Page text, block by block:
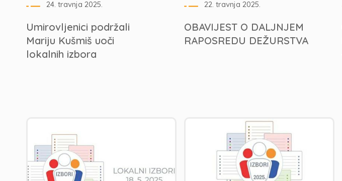
24. travnja 2025.
Umirovljenici podržali
Mariju Kušmiš uoči
lokalnih izbora
22. travnja 2025.
OBAVIJEST O DALJNJEM
RAPOSREDU DEŽURSTVA